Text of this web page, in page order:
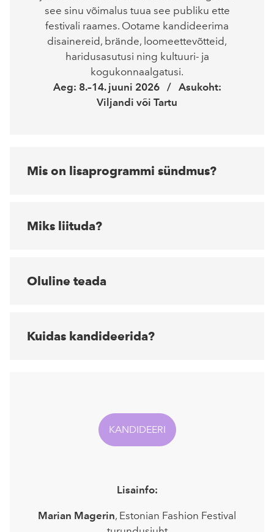
see sinu võimalus tuua see publiku ette
festivali raames. Ootame kandideerima
disainereid, brände, loomeettevõtteid,
haridusasutusi ning kultuuri- ja
kogukonnaalgatusi.
Aeg: 8.–14. juuni 2026 / Asukoht:
Viljandi või Tartu
Mis on lisaprogrammi sündmus?
Miks liituda?
Oluline teada
Kuidas kandideerida?
KANDIDEERI
Lisainfo:
Marian Magerin, Estonian Fashion Festival